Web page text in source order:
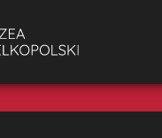
Muzea